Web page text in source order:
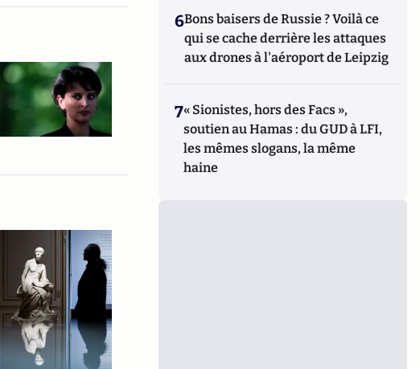
6Bons baisers de Russie ? Voilà ce
qui se cache derrière les attaques
aux drones à l'aéroport de Leipzig
7« Sionistes, hors des Facs »,
soutien au Hamas : du GUD à LFI,
les mêmes slogans, la même
haine